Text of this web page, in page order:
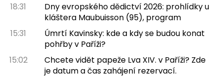
18:31
Dny evropského dědictví 2026: prohlídky u
kláštera Maubuisson (95), program
15:31
Úmrtí Kavinsky: kde a kdy se budou konat
pohřby v Paříži?
15:02
Chcete vidět papeže Lva XIV. v Paříži? Zde
je datum a čas zahájení rezervací.